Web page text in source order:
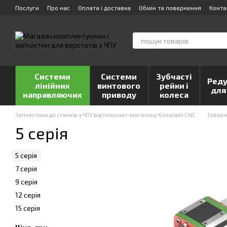
Перейти до основного контенту
Послуги Про нас Оплата і доставка Обмін та повернення
Системи
лінійних
направляючих
Системи
винтового
приводу
Зубчасті
рейки і
колеса
Запчастини до станків з ЧПУ від Інтернет-магазину Komplekt CNC Товари
5 серія
5 серія
7 серія
9 серія
12 серія
15 серія